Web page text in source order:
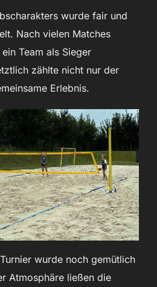
wurde fair und
Nach vielen Matches
Team als Sieger
zählte nicht nur der
Erlebnis.
wurde noch gemütlich
Atmosphäre ließen die